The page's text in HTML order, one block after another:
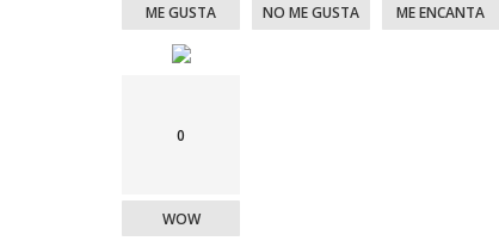
ME GUSTA NO ME GUSTA ME ENCANTA
0
WOW